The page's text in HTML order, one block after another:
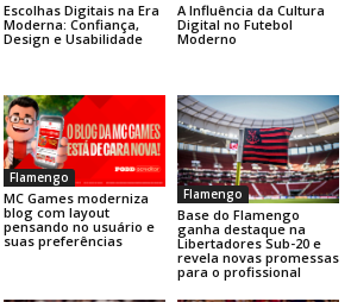
Escolhas Digitais na Era
Moderna: Confiança,
Design e Usabilidade
A Influência da Cultura
Digital no Futebol
Moderno
Flamengo
MC Games moderniza
blog com layout
pensando no usuário e
suas preferências
Flamengo
Base do Flamengo
ganha destaque na
Libertadores Sub-20 e
revela novas promessas
para o profissional